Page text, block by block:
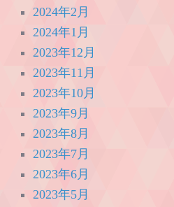
2024年2月
2024年1月
2023年12月
2023年11月
2023年10月
2023年9月
2023年8月
2023年7月
2023年6月
2023年5月